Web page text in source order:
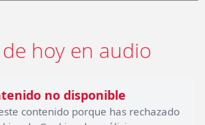
hoy en audio
no disponible
contenido porque has rechazado